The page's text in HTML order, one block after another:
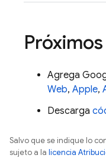
Agrega
Web, Apple,
Descarga
Salvo que se indique lo
sujeto a la licencia